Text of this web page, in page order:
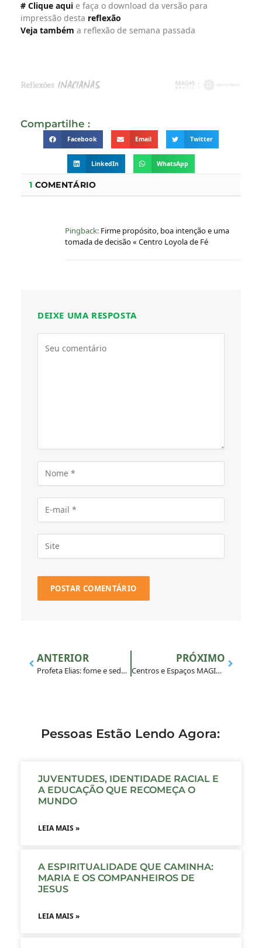
# Clique aqui e faça o download da versão para
impressão desta reflexão
Veja também a reflexão de semana passada
Compartilhe :
Facebook Email Twitter
LinkedIn WhatsApp
1 COMENTÁRIO
Pingback: Firme propósito, boa intenção e uma
tomada de decisão « Centro Loyola de Fé
DEIXE UMA RESPOSTA
ANTERIOR
Profeta Elias: fome e sede de estrada
PRÓXIMO
Centros e Espaços MAGIS realizam lucernários pelo país
Pessoas Estão Lendo Agora:
JUVENTUDES, IDENTIDADE RACIAL E
A EDUCAÇÃO QUE RECOMEÇA O
MUNDO
LEIA MAIS »
A ESPIRITUALIDADE QUE CAMINHA:
MARIA E OS COMPANHEIROS DE
JESUS
LEIA MAIS »